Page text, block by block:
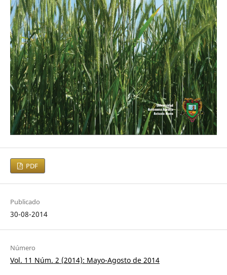
PDF
Publicado
30-08-2014
Número
Vol. 11 Núm. 2 (2014): Mayo-Agosto de 2014